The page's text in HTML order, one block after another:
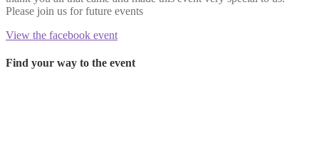
Please join us for future events
View the facebook event
Find your way to the event